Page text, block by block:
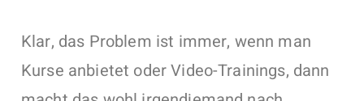
Klar, das Problem ist immer, wenn man
Kurse anbietet oder Video-Trainings, dann